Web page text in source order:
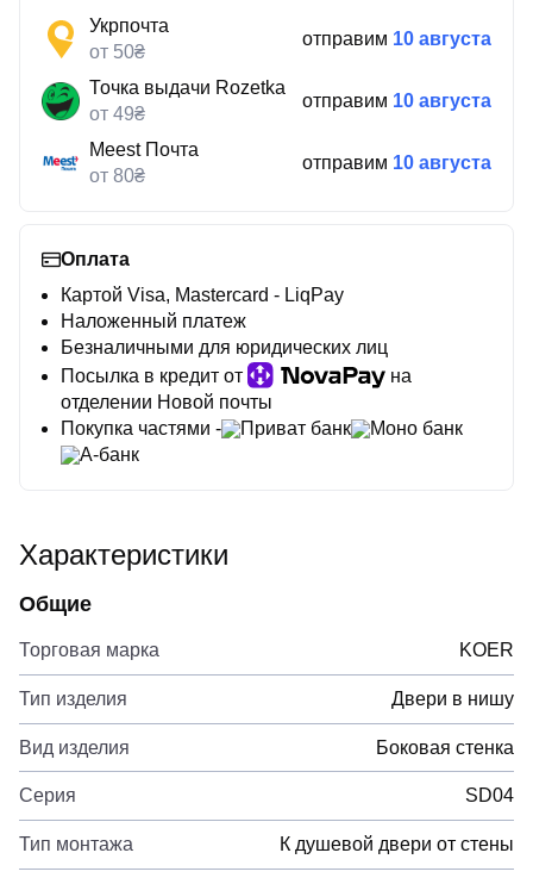
Укрпочта
от 50₴
отправим 10 августа
Точка выдачи Rozetka
от 49₴
отправим 10 августа
Meest Почта
от 80₴
отправим 10 августа
Оплата
Картой Visa, Mastercard - LiqPay
Наложенный платеж
Безналичными для юридических лиц
Посылка в кредит от
на
отделении Новой почты
Покупка частями -
Приват банк
Моно банк
А-банк
Характеристики
Общие
Торговая марка KOER
Тип изделия Двери в нишу
Вид изделия Боковая стенка
Серия SD04
Тип монтажа К душевой двери от стены